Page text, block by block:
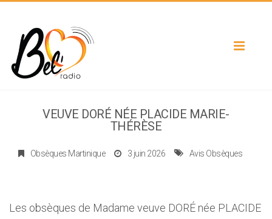
Toggle
VEUVE DORÉ NÉE PLACIDE MARIE-
THÉRÈSE
Obsèques Martinique 3 juin 2026 Avis Obsèques
Les obsèques de Madame veuve DORÉ née PLACIDE